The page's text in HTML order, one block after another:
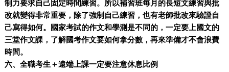
制力要求自己固定時間練習。所以補習班每月的長短文練習與批
改就變得非常重要，除了強制自己練習，也有老師批改來驗證自
己寫得如何。國家考試的作文和學測是不同的，一定要上國文的
三堂作文課，了解國考作文要如何拿分數，再來準備才不會浪費
時間。
六、全職考生＋遠端上課一定要注意休息比例